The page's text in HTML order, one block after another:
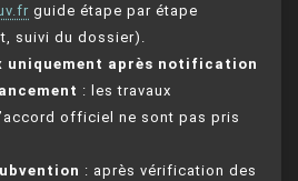
guide étape par étape
suivi du dossier).
uniquement après notification
: les travaux
officiel ne sont pas pris
: après vérification des